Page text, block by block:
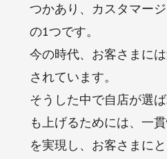
つかあり、カスタマー
の1つです。
今の時代、お客さまに
されています。
そうした中で自店が選
も上げるためには、一
を実現し、お客さまに